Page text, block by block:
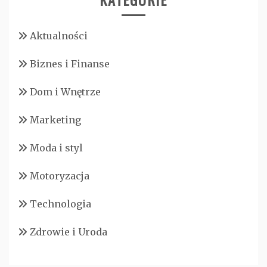
Aktualności
Biznes i Finanse
Dom i Wnętrze
Marketing
Moda i styl
Motoryzacja
Technologia
Zdrowie i Uroda